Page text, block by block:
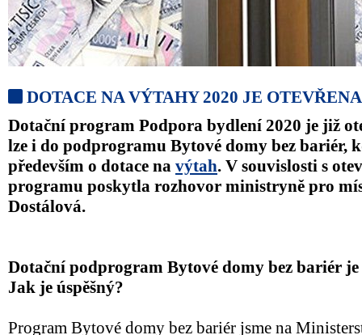
DOTACE NA VÝTAHY 2020 JE OTEVŘENA
Dotační program Podpora bydlení 2020 je již
lze i do podprogramu Bytové domy bez bariér,
především o dotace na výtah. V souvislosti s
programu poskytla rozhovor ministryně pro
Dostálová.
Dotační podprogram Bytové domy bez bariér
Jak je úspěšný?
Program Bytové domy bez bariér jsme na